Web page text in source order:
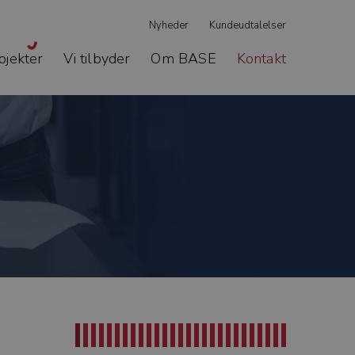
Nyheder Kundeudtalelser
Vi tilbyder Om BASE Kontakt